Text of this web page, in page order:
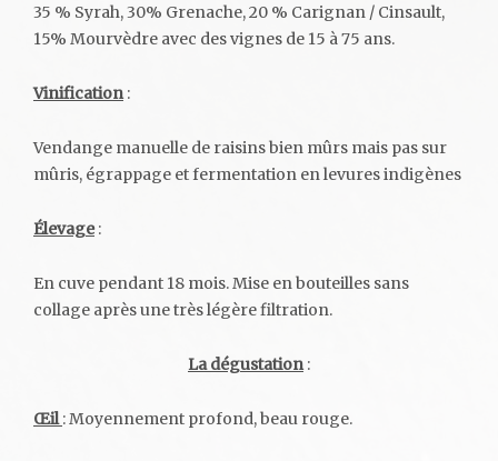
35 % Syrah, 30% Grenache, 20 % Carignan / Cinsault,
15% Mourvèdre avec des vignes de 15 à 75 ans.
Vinification:
Vendange manuelle de raisins bien mûrs mais pas sur
mûris, égrappage et fermentation en levures indigènes
Élevage :
En cuve pendant 18 mois. Mise en bouteilles sans
collage après une très légère filtration.
La dégustation:
Œil : Moyennement profond, beau rouge.